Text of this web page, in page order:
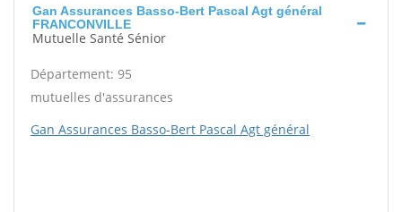
Gan Assurances Basso-Bert Pascal Agt général
FRANCONVILLE
Mutuelle Santé Sénior
Département: 95
mutuelles d'assurances
Gan Assurances Basso-Bert Pascal Agt général